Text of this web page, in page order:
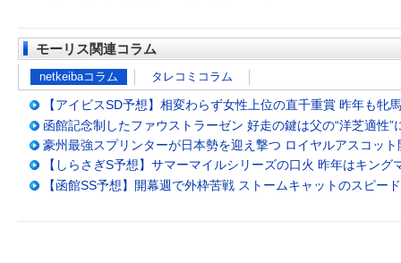
モーリス関連コラム
netkeibaコラム タレコミコラム
【アイビスSD予想】相変わらず女性上位の直千重賞 昨年も牝
函館記念制したファウストラーゼン 好走の鍵は父の“洋芝適性”
豪州最強スプリンターが日本勢を迎え撃つ ロイヤルアスコット
【しらさぎS予想】サマーマイルシリーズの口火 昨年はキング
【函館SS予想】開幕週で外枠苦戦 ストームキャットのスピー